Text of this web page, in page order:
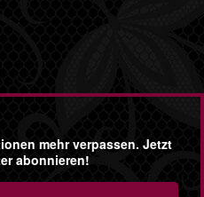
mehr verpassen. Jetzt
abonnieren!